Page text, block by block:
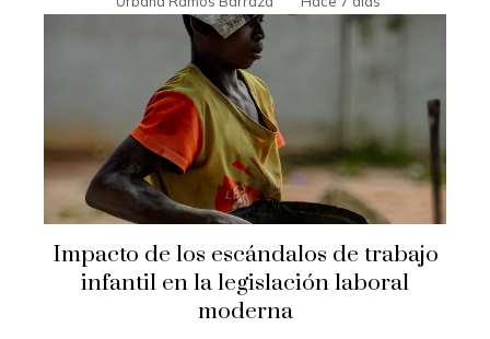
Impacto de los escándalos de trabajo
infantil en la legislación laboral
moderna